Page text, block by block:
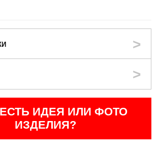
ИДЕЯ ИЛИ ФОТО
ИЗДЕЛИЯ?